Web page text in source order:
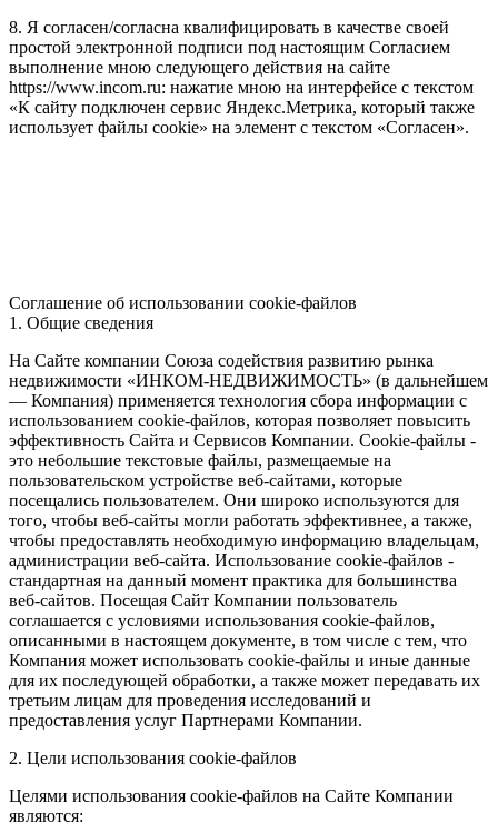
8. Я согласен/согласна квалифицировать в качестве своей
простой электронной подписи под настоящим Согласием
выполнение мною следующего действия на сайте
https://www.incom.ru: нажатие мною на интерфейсе с текстом
«К сайту подключен сервис Яндекс.Метрика, который также
использует файлы cookie» на элемент с текстом «Согласен».
Соглашение об использовании cookie-файлов
1. Общие сведения
На Сайте компании Союза содействия развитию рынка
недвижимости «ИНКОМ-НЕДВИЖИМОСТЬ» (в дальнейшем
— Компания) применяется технология сбора информации с
использованием cookie-файлов, которая позволяет повысить
эффективность Сайта и Сервисов Компании. Сookie-файлы -
это небольшие текстовые файлы, размещаемые на
пользовательском устройстве веб-сайтами, которые
посещались пользователем. Они широко используются для
того, чтобы веб-сайты могли работать эффективнее, а также,
чтобы предоставлять необходимую информацию владельцам,
администрации веб-сайта. Использование cookie-файлов -
стандартная на данный момент практика для большинства
веб-сайтов. Посещая Сайт Компании пользователь
соглашается с условиями использования cookie-файлов,
описанными в настоящем документе, в том числе с тем, что
Компания может использовать cookie-файлы и иные данные
для их последующей обработки, а также может передавать их
третьим лицам для проведения исследований и
предоставления услуг Партнерами Компании.
2. Цели использования cookie-файлов
Целями использования cookie-файлов на Сайте Компании
являются: